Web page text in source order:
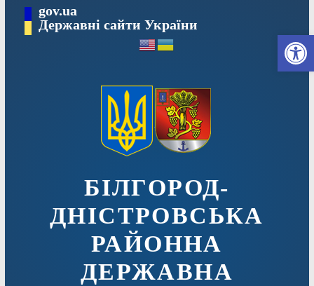
вмісту
gov.ua
Державні сайти України
БІЛГОРОД-
ДНІСТРОВСЬКА
РАЙОННА
ДЕРЖАВНА